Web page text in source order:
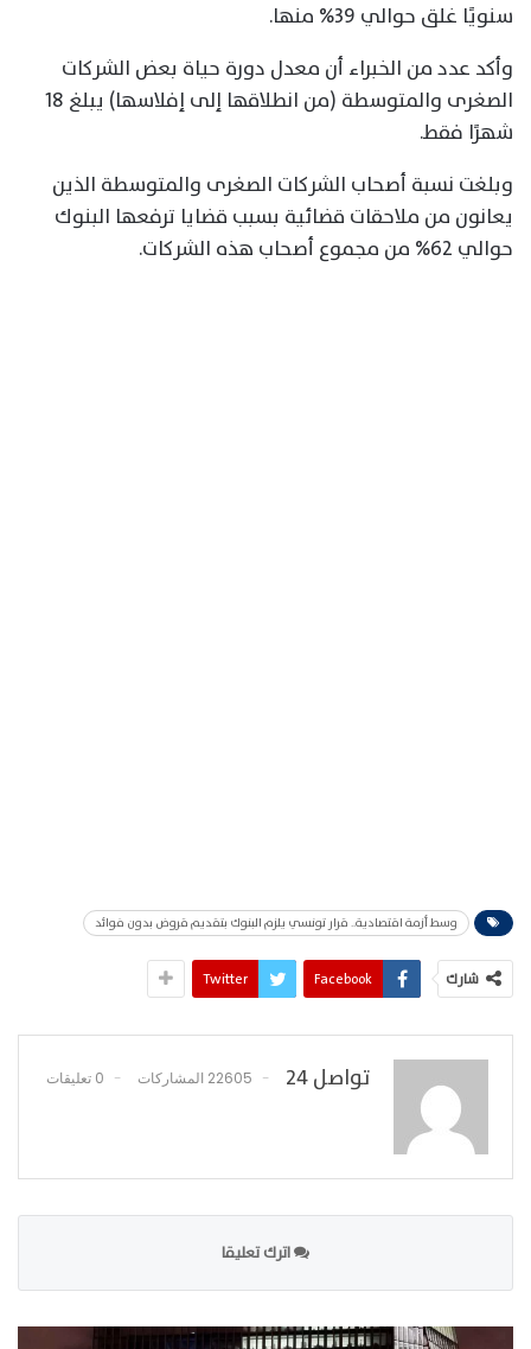
سنويًا غلق حوالي 39% منها.
وأكد عدد من الخبراء أن معدل دورة حياة بعض الشركات
الصغرى والمتوسطة (من انطلاقها إلى إفلاسها) يبلغ 18
شهرًا فقط.
وبلغت نسبة أصحاب الشركات الصغرى والمتوسطة الذين
يعانون من ملاحقات قضائية بسبب قضايا ترفعها البنوك
حوالي 62% من مجموع أصحاب هذه الشركات.
وسط أزمة اقتصادية.. قرار تونسي يلزم البنوك بتقديم قروض بدون فوائد
شارك Facebook
Twitter
تواصل 24 22605 المشاركات 0 تعليقات
اترك تعليقا